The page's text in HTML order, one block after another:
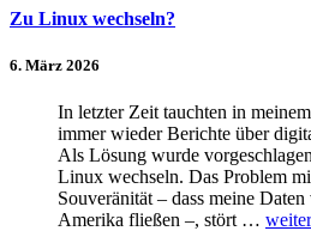
Zu Linux wechseln?
6. März 2026
In letzter Zeit tauchten in
immer wieder Berichte über
Als Lösung wurde
Linux wechseln. Das Problem
Souveränität – dass meine
Amerika fließen –, stört …